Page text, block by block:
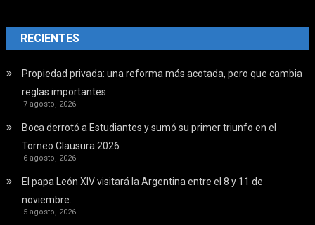
RECIENTES
Propiedad privada: una reforma más acotada, pero que cambia
reglas importantes
7 agosto, 2026
Boca derrotó a Estudiantes y sumó su primer triunfo en el
Torneo Clausura 2026
6 agosto, 2026
El papa León XIV visitará la Argentina entre el 8 y 11 de
noviembre.
5 agosto, 2026